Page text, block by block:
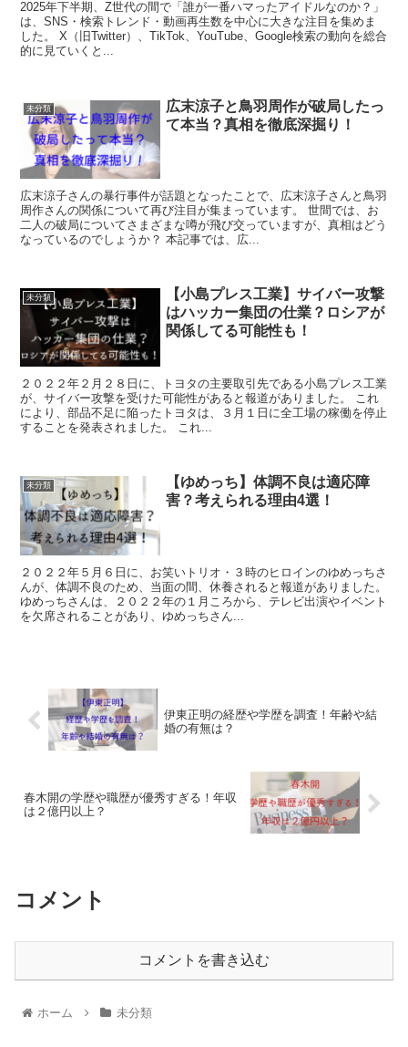
2025年下半期、Z世代の間で「誰が一番ハマったアイドルなのか？」
は、SNS・検索トレンド・動画再生数を中心に大きな注目を集めま
した。 X（旧Twitter）、TikTok、YouTube、Google検索の動向を総合
的に見ていくと...
未分類
広末涼子と鳥羽周作が破局したっ
て本当？真相を徹底深掘り！
広末涼子さんの暴行事件が話題となったことで、広末涼子さんと鳥羽
周作さんの関係について再び注目が集まっています。 世間では、お
二人の破局についてさまざまな噂が飛び交っていますが、真相はどう
なっているのでしょうか？ 本記事では、広...
未分類
【小島プレス工業】サイバー攻撃
はハッカー集団の仕業？ロシアが
関係してる可能性も！
２０２２年２月２８日に、トヨタの主要取引先である小島プレス工業
が、サイバー攻撃を受けた可能性があると報道がありました。 これ
により、部品不足に陥ったトヨタは、３月１日に全工場の稼働を停止
することを発表されました。 これ...
未分類
【ゆめっち】体調不良は適応障
害？考えられる理由4選！
２０２２年５月６日に、お笑いトリオ・３時のヒロインのゆめっちさ
んが、体調不良のため、当面の間、休養されると報道がありました。
ゆめっちさんは、２０２２年の１月ころから、テレビ出演やイベント
を欠席されることがあり、ゆめっちさん...
伊東正明の経歴や学歴を調査！年齢や結
婚の有無は？
春木開の学歴や職歴が優秀すぎる！年収
は２億円以上？
コメント
コメントを書き込む
ホーム 未分類